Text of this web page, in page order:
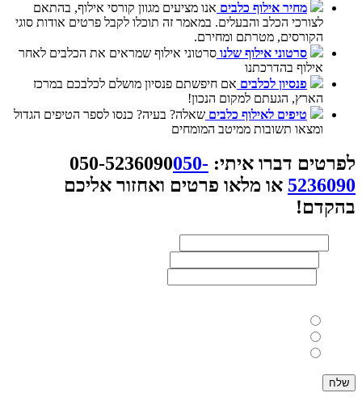
מחיר אילוף כלבים אנו מציעים מגוון קורסי אילוף, בהתאם
לצורכי הכלב והבעלים. במאמר זה תוכלו לקבל פרטים אודות סוגי
הקורסים, מטרתם ומחירם.
סרטוני אילוף שלנו סרטוני אילוף שמראים את הכלבים לאחר
אילוף בהדרכתנו
פנסיון לכלבים אם חיפשתם פנסיון מושלם לכלבכם במרכז
הארץ, הגעתם למקום הנכון!
טיפים לאילוף כלבים שאלה? בעיה? כנסו לספר הטיפים הגדול
ומצאו תשובות ממיטב המומחים
לפרטים דברו איתי: 050-5236090050-
5236090 או מלאו פרטים ואחזור אליכם
בהקדם!
שלח